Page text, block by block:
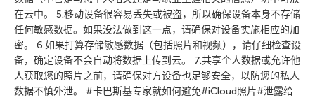
在云中。 5.移动设备很容易丢失或被盗，所以确保设备本身不存储
任何敏感数据。如果没法做到这一点，请确保对设备实施相应的加
密。 6.如果打算存储敏感数据（包括照片和视频），请仔细检查设
备，确定设备不会自动将数据上传到云。 7.共享个人数据或允许他
人获取您的照片之前，请确保对方设备也足够安全，以防您的私人
数据不慎外泄。 #卡巴斯基专家就如何避免#iCloud照片#泄露给